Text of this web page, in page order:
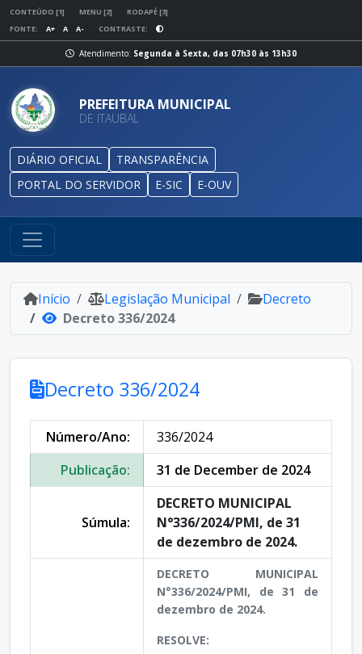
CONTEÚDO [1] MENU [2]
RODAPÉ [3]
FONTE:
A+ A A- CONTRASTE:
Atendimento: Segunda à Sexta, das 07h30 às 13h30
PREFEITURA MUNICIPAL
DE ITAUBAL
DIÁRIO OFICIAL
TRANSPARÊNCIA
PORTAL DO SERVIDOR
E-SIC E-OUV
Início Legislação Municipal
Decreto
Decreto 336/2024
Decreto 336/2024
Número/Ano:
336/2024
Publicação:
31 de December de 2024
Súmula:
DECRETO MUNICIPAL
N°336/2024/PMI, de 31
de dezembro de 2024.
DECRETO MUNICIPAL
N°336/2024/PMI, de 31 de
dezembro de 2024.
RESOLVE: